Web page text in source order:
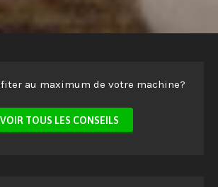
au maximum de votre machine?
VOIR TOUS LES CONSEILS